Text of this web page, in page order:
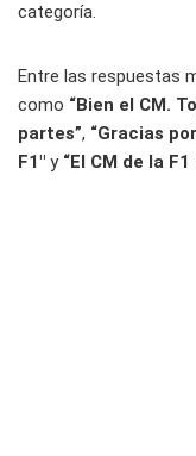
categoría.
Entre las respuestas
como “Bien el CM.
partes”, “Gracias
F1″ y “El CM de la